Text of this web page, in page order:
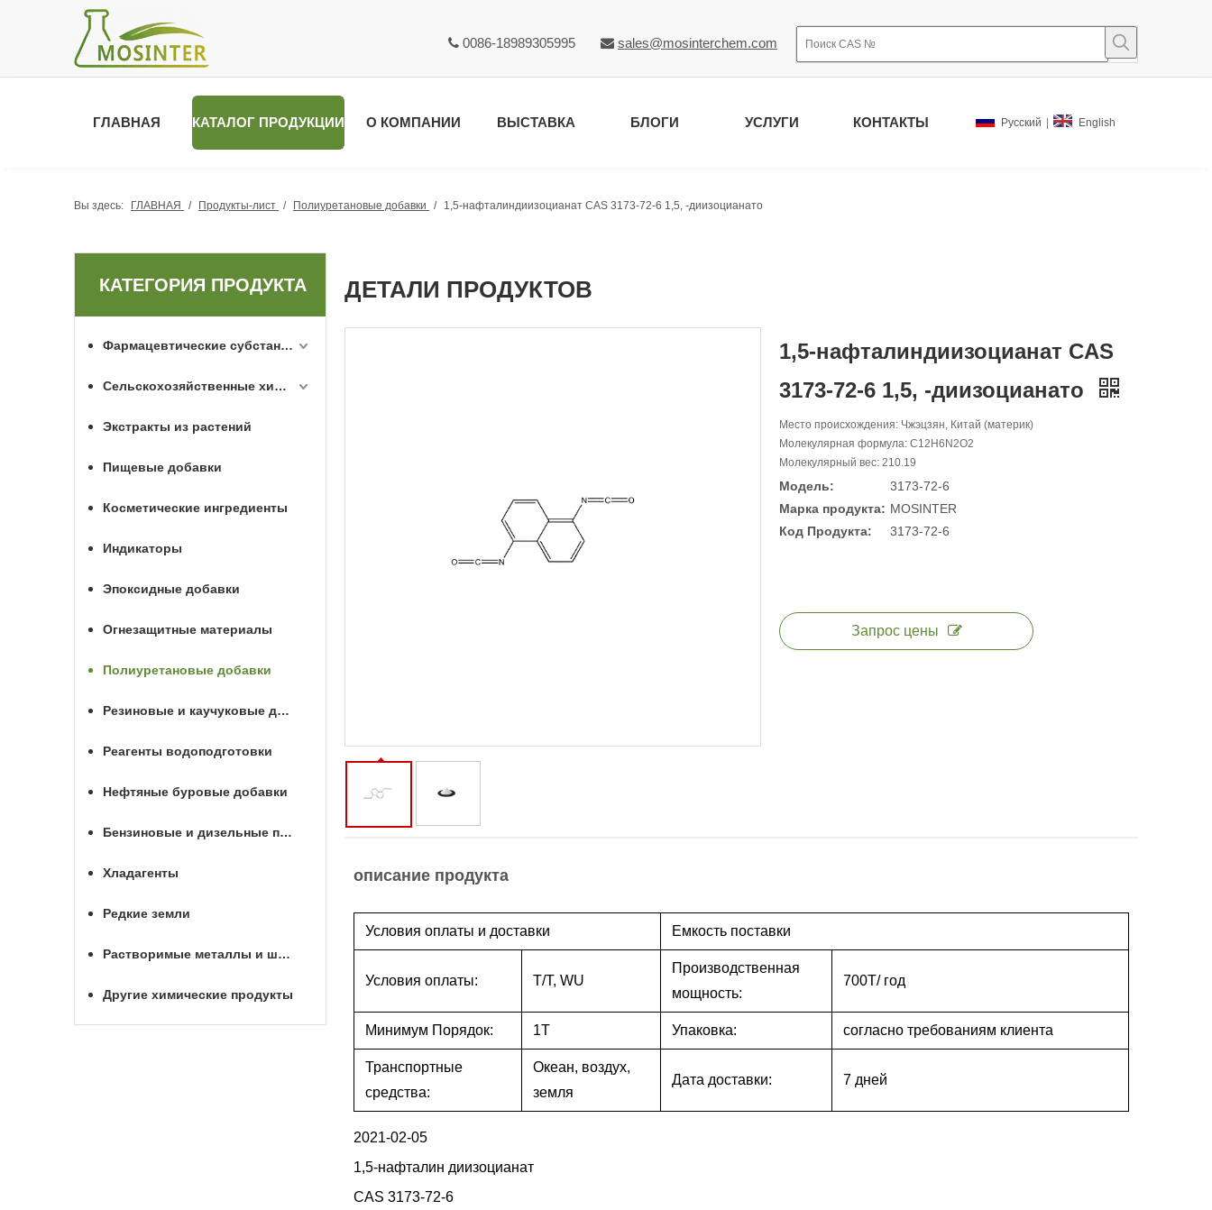
 0086-18989305995  sales@mosinterchem.com
ГЛАВНАЯ КАТАЛОГ ПРОДУКЦИИ О КОМПАНИИ ВЫСТАВКА БЛОГИ УСЛУГИ КОНТАКТЫ Pусский English
Вы здесь: ГЛАВНАЯ / Продукты-лист / Полиуретановые добавки / 1,5-нафталиндиизоцианат CAS 3173-72-6 1,5, -диизоцианато
КАТЕГОРИЯ ПРОДУКТА
Фармацевтические субстанции API
Сельскохозяйственные химикаты
Экстракты из растений
Пищевые добавки
Косметические ингредиенты
Индикаторы
Эпоксидные добавки
Огнезащитные материалы
Полиуретановые добавки
Резиновые и каучуковые добавки
Реагенты водоподготовки
Нефтяные буровые добавки
Бензиновые и дизельные присадки
Хладагенты
Редкие земли
Растворимые металлы и шары для МГРП
Другие химические продукты
ДЕТАЛИ ПРОДУКТОВ
1,5-нафталиндиизоцианат CAS
3173-72-6 1,5, -диизоцианато
Место происхождения: Чжэцзян, Китай (материк)
Молекулярная формула: C12H6N2O2
Молекулярный вес: 210.19
Модель:
3173-72-6
Марка продукта: MOSINTER
Код Продукта:
3173-72-6
Запрос цены
описание продукта
Условия оплаты и доставки Емкость поставки
Условия оплаты: T/T, WU
Производственная
мощность:
700T/ год
Минимум Порядок: 1T Упаковка: согласно требованиям клиента
Транспортные
средства:
Океан, воздух,
земля
Дата доставки: 7 дней
2021-02-05
1,5-нафталин диизоцианат
CAS 3173-72-6